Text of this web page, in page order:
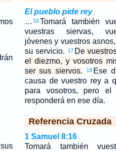
El pueblo pide rey
… 16Tomará también
vuestras siervas,
jóvenes y vuestros
su servicio.
17 De
el diezmo, y vosotros
ser sus siervos.
18 Ese
causa de vuestro rey a
para vosotros, pero
responderá en ese día.
Referencia Cruzada
1 Samuel 8:16
Tomará también